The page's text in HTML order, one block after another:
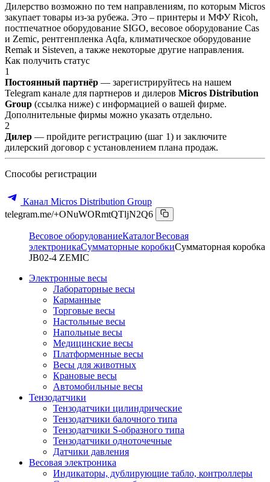
Дилерство возможно по тем направлениям, по которым Micros
закупает товары из-за рубежа. Это – принтеры и МФУ Ricoh,
постпечатное оборудование SIGO, весовое оборудование Cas
и Zemic, рентгенпленка Aqfa, климатическое оборудование
Remak и Sisteven, а также некоторые другие направления.
Как получить статус
1
Постоянный партнёр — зарегистрируйтесь на нашем
Telegram канале для партнеров и дилеров Micros Distribution
Group (ссылка ниже) с информацией о вашей фирме.
Дополнительные фирмы можно указать отдельно.
2
Дилер — пройдите регистрацию (шаг 1) и заключите
дилерский договор с установлением плана продаж.
Способы регистрации
Канал Micros Distribution Group
telegram.me/+ONuWORmtQTljN2Q6
Весовое оборудованиеКаталогВесовая
электроникаСумматорные коробкиСумматорная коробка
JB02-4 ZEMIC
Электронные весы
Лабораторные весы
Карманные
Торговые весы
Настольные весы
Напольные весы
Медицинские весы
Платформенные весы
Весы для животных
Крановые весы
Автомобильные весы
Тензодатчики
Тензодатчики цилиндрические
Тензодатчики балочного типа
Тензодатчики S-образного типа
Тензодатчики одноточечные
Датчики давления
Весовая электроника
Индикаторы, дублирующие табло, контроллеры